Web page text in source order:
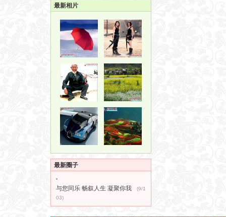
最新相片
最新圈子
与您同乐 畅叙人生 凝聚你我
(9/1
03)